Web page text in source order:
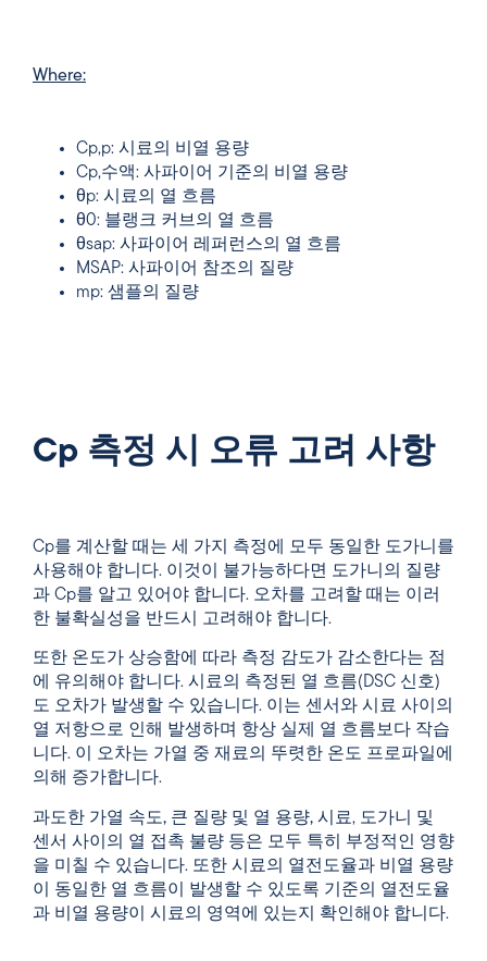
Where:
Cp,p: 시료의 비열 용량
Cp,수액: 사파이어 기준의 비열 용량
θp: 시료의 열 흐름
θ0: 블랭크 커브의 열 흐름
θsap: 사파이어 레퍼런스의 열 흐름
MSAP: 사파이어 참조의 질량
mp: 샘플의 질량
Cp 측정 시 오류 고려 사항
Cp를 계산할 때는 세 가지 측정에 모두 동일한 도가니를
사용해야 합니다. 이것이 불가능하다면 도가니의 질량
과 Cp를 알고 있어야 합니다. 오차를 고려할 때는 이러
한 불확실성을 반드시 고려해야 합니다.
또한 온도가 상승함에 따라 측정 감도가 감소한다는 점
에 유의해야 합니다. 시료의 측정된 열 흐름(DSC 신호)
도 오차가 발생할 수 있습니다. 이는 센서와 시료 사이의
열 저항으로 인해 발생하며 항상 실제 열 흐름보다 작습
니다. 이 오차는 가열 중 재료의 뚜렷한 온도 프로파일에
의해 증가합니다.
과도한 가열 속도, 큰 질량 및 열 용량, 시료, 도가니 및
센서 사이의 열 접촉 불량 등은 모두 특히 부정적인 영향
을 미칠 수 있습니다. 또한 시료의 열전도율과 비열 용량
이 동일한 열 흐름이 발생할 수 있도록 기준의 열전도율
과 비열 용량이 시료의 영역에 있는지 확인해야 합니다.